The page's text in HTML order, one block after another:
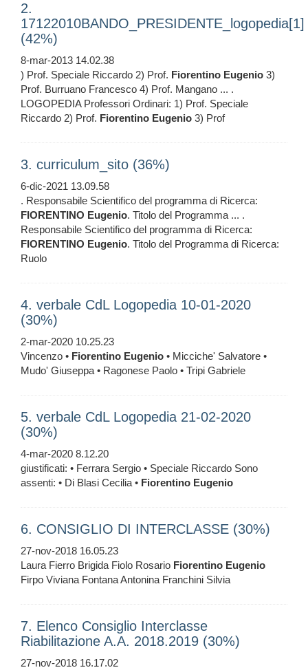
2.
17122010BANDO_PRESIDENTE_logopedia[1]
(42%)
8-mar-2013 14.02.38
) Prof. Speciale Riccardo 2) Prof. Fiorentino Eugenio 3)
Prof. Burruano Francesco 4) Prof. Mangano ... .
LOGOPEDIA Professori Ordinari: 1) Prof. Speciale
Riccardo 2) Prof. Fiorentino Eugenio 3) Prof
3. curriculum_sito (36%)
6-dic-2021 13.09.58
. Responsabile Scientifico del programma di Ricerca:
FIORENTINO Eugenio. Titolo del Programma ... .
Responsabile Scientifico del programma di Ricerca:
FIORENTINO Eugenio. Titolo del Programma di Ricerca:
Ruolo
4. verbale CdL Logopedia 10-01-2020
(30%)
2-mar-2020 10.25.23
Vincenzo • Fiorentino Eugenio • Micciche' Salvatore •
Mudo' Giuseppa • Ragonese Paolo • Tripi Gabriele
5. verbale CdL Logopedia 21-02-2020
(30%)
4-mar-2020 8.12.20
giustificati: • Ferrara Sergio • Speciale Riccardo Sono
assenti: • Di Blasi Cecilia • Fiorentino Eugenio
6. CONSIGLIO DI INTERCLASSE (30%)
27-nov-2018 16.05.23
Laura Fierro Brigida Fiolo Rosario Fiorentino Eugenio
Firpo Viviana Fontana Antonina Franchini Silvia
7. Elenco Consiglio Interclasse
Riabilitazione A.A. 2018.2019 (30%)
27-nov-2018 16.17.02